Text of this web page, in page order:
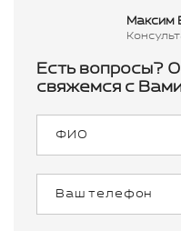
Максим
Есть вопросы?
свяжемся с